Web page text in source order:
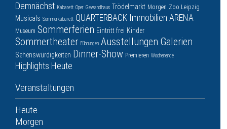
Demnächst Kabarett Oper Gewandhaus Trödelmarkt Morgen Zoo Leipzig
Musicals Sommerkabarett QUARTERBACK Immobilien ARENA
Museum Sommerferien Eintritt frei Kinder
Sommertheater Führungen Ausstellungen Galerien
Sehenswürdigkeiten Dinner-Show Premieren Wochenende
Highlights Heute
Veranstaltungen
Heute
Morgen